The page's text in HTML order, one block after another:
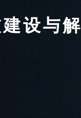
建设